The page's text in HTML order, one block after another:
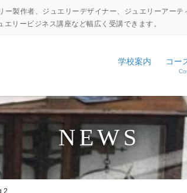
製作者、ジュエリーデザイナー、ジュエリーアー
リービジネス講座など幅広く受講できます。
学校案内
設備・工具紹介
アクセス
コー
ジュエリーキャ
ジュエリーディ
コマーシャル
日本伝統彫金コ
NEWS
2